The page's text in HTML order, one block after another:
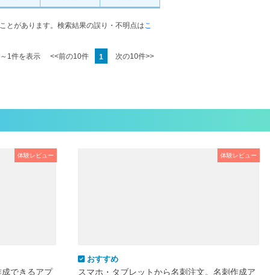
とがあります。検索結果の誤り・不明点は こ
次の10件>>
1
<<前の10件
1件を表示
体験レビュー
できるアプ
体験レビュー
おすすめ
スマホ・タブレットから名刺注文。名刺作成ア